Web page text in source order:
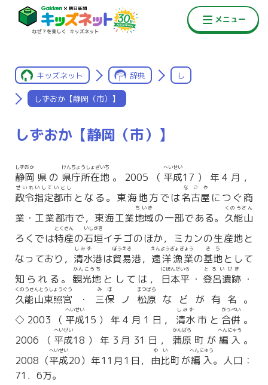
キッズネット 辞典 し
しずおか【静岡（市）】
しずおか【静岡（市）】
静岡
しずおか
県の 県庁所在地
けんちょうしょざいち
。2005（ 平成
へいせい
17）年4月，
政令指定都市
せいれいしていとし
となる。東海地方では名古屋
なごや
につぐ商
業・工業都市で，東海工業地域
ちいき
の一部である。 久能山
くのうさん
ろくでは特産
とくさん
の石垣
いしがき
イチゴのほか，ミカンの生産地と
なっており， 清水
しみず
港は貿易
ぼうえき
港， 遠洋漁業
えんようぎょぎょう
の基地
きち
として
知られる。 観光地
かんこうち
としては， 日本平
にほんだいら
・ 登呂遺跡
とろいせき
・
久能山東照宮
くのうさんとうしょうぐう
・ 三保
みほ
ノ 松原
まつばら
などが有名。
◇2003（ 平成
へいせい
15）年4月1日， 清水
しみず
市と 合併
がっぺい
。
2006（ 平成
へいせい
18）年3月31日， 蒲原
かんばら
町が 編入
へんにゅう
。
2008（平成
へいせい
20）年11月1日， 由比
ゆい
町が編入
へんにゅう
。人口：
71．6万。